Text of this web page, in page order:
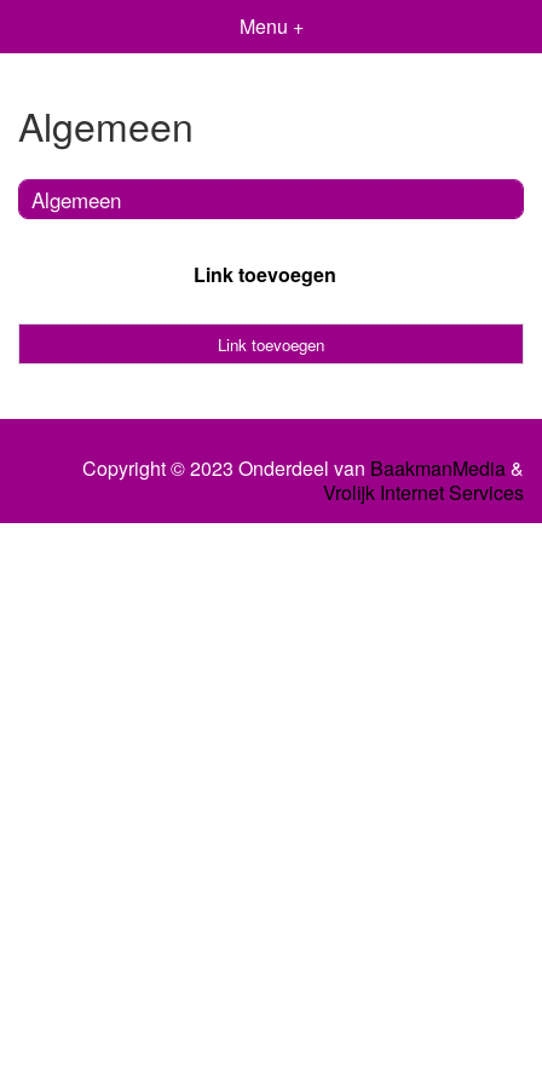
Menu +
Algemeen
Algemeen
Link toevoegen
Link toevoegen
Copyright © 2023 Onderdeel van BaakmanMedia&
Vrolijk Internet Services